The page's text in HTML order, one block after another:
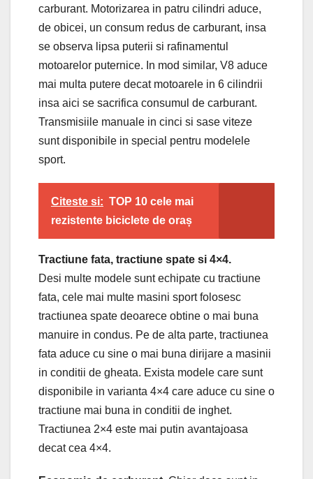
carburant. Motorizarea in patru cilindri aduce,
de obicei, un consum redus de carburant, insa
se observa lipsa puterii si rafinamentul
motoarelor puternice. In mod similar, V8 aduce
mai multa putere decat motoarele in 6 cilindrii
insa aici se sacrifica consumul de carburant.
Transmisiile manuale in cinci si sase viteze
sunt disponibile in special pentru modelele
sport.
Citeste si: TOP 10 cele mai
rezistente biciclete de oraș
Tractiune fata, tractiune spate si 4×4.
Desi multe modele sunt echipate cu tractiune
fata, cele mai multe masini sport folosesc
tractiunea spate deoarece obtine o mai buna
manuire in condus. Pe de alta parte, tractiunea
fata aduce cu sine o mai buna dirijare a masinii
in conditii de gheata. Exista modele care sunt
disponibile in varianta 4×4 care aduce cu sine o
tractiune mai buna in conditii de inghet.
Tractiunea 2×4 este mai putin avantajoasa
decat cea 4×4.